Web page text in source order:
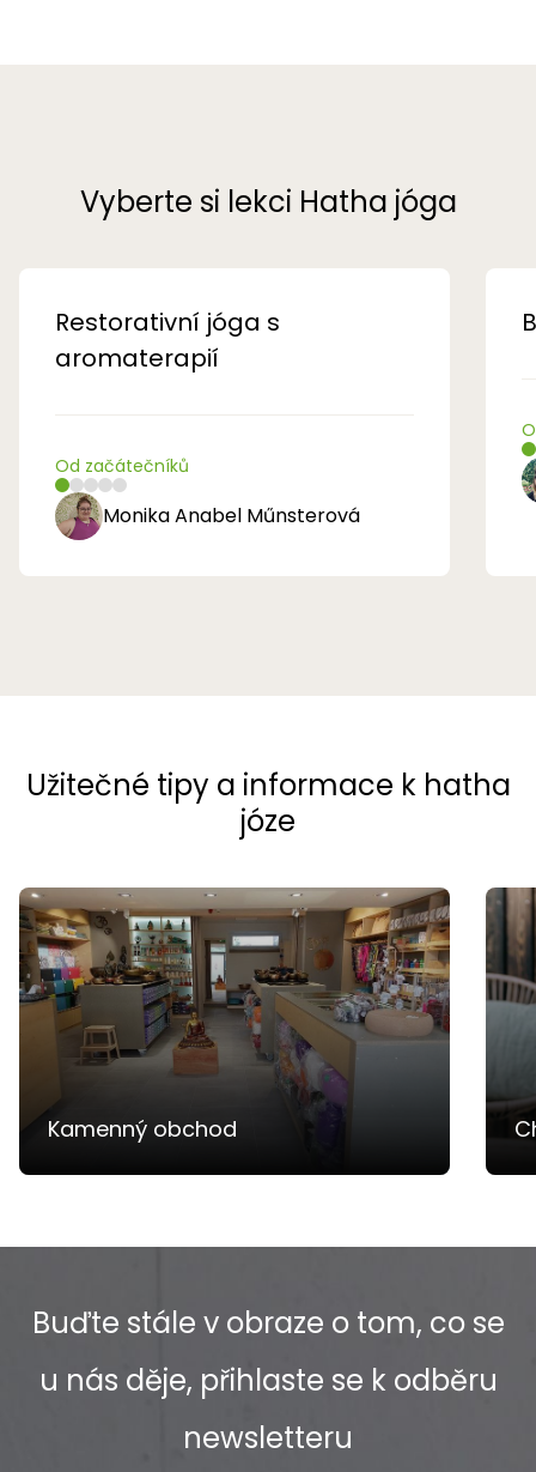
Vyberte si lekci Hatha jóga
Restorativní jóga s
aromaterapií
Od začátečníků
Monika Anabel Műnsterová
Užitečné tipy a informace k hatha
józe
Kamenný obchod
Buďte stále v obraze o tom, co se
u nás děje, přihlaste se k odběru
newsletteru